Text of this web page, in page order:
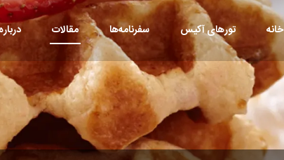
خانه تورهای آکیس سفرنامه‌ها مقالات